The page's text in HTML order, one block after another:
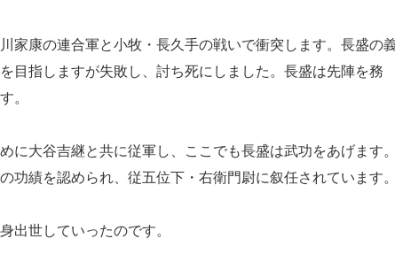
家康の連合軍と小牧・長久手の戦いで衝突します。長盛の
目指しますが失敗し、討ち死にしました。長盛は先陣を務
。
大谷吉継と共に従軍し、ここでも長盛は武功をあげます。
功績を認められ、従五位下・右衛門尉に叙任されています。
出世していったのです。